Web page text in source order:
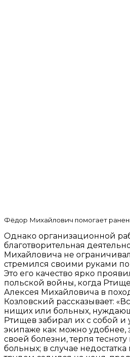
Фёдор Михайлович помогает
Однако организационной
благотворительная
Михайловича не
стремился своими руками
Это его качество ярко
польской войны, когда
Алексея Михайловича в
Козловский рассказывает:
нищих или больных,
Ртищев забирал их с собой и
экипаже как можно удобнее,
своей болезни, терпя
больных; в случае